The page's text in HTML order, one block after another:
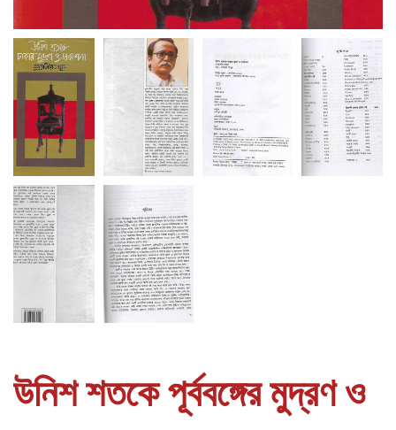
উনিশ শতকে পূর্ববঙ্গের মুদ্রণ ও